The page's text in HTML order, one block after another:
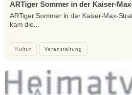
Kultur Veranstaltung
ARTiger Sommer in der Kaiser-
ARTiger Sommer in der Kaiser-Max-
kam die…